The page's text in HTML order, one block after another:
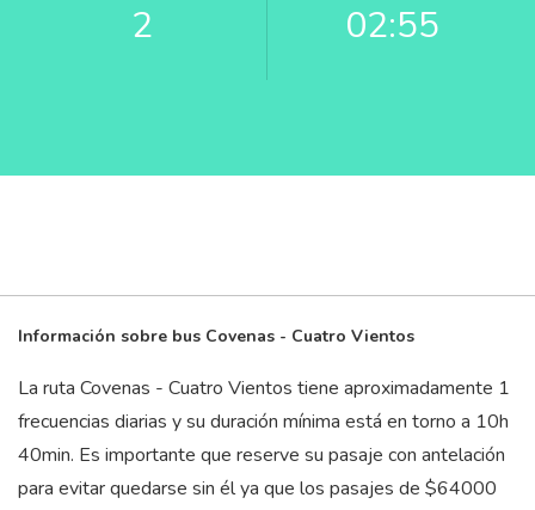
2 02:55
Información sobre bus Covenas - Cuatro Vientos
La ruta Covenas - Cuatro Vientos tiene aproximadamente 1
frecuencias diarias y su duración mínima está en torno a 10h
40min. Es importante que reserve su pasaje con antelación
para evitar quedarse sin él ya que los pasajes de $64000